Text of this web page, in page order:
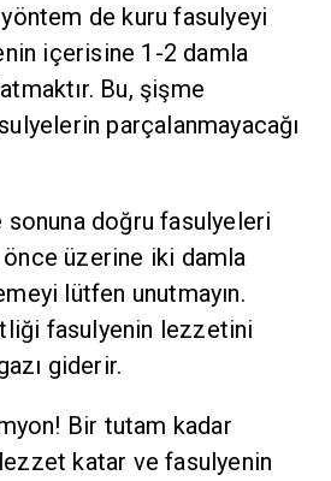
de kuru fasulyeyi
içerisine 1-2 damla
Bu, şişme
parçalanmayacağı
doğru fasulyeleri
üzerine iki damla
lütfen unutmayın.
fasulyenin lezzetini
giderir.
Bir tutam kadar
katar ve fasulyenin